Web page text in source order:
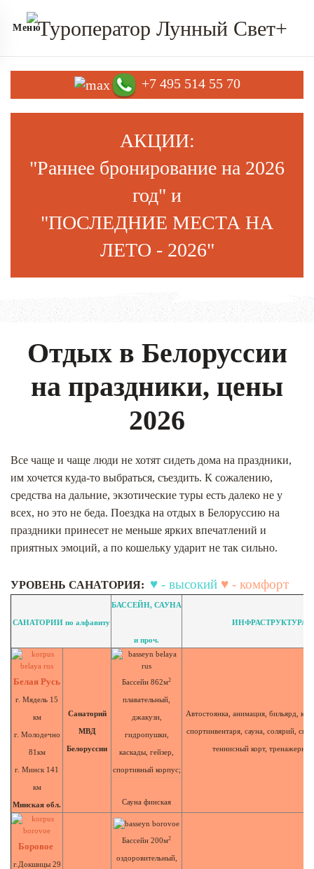
Меню
+7 495 514 55 70
АКЦИИ:
"Раннее бронирование на 2026
год" и
"ПОСЛЕДНИЕ МЕСТА НА
ЛЕТО - 2026"
Отдых в Белоруссии
на праздники, цены
2026
Все чаще и чаще люди не хотят сидеть дома на праздники,
им хочется куда-то выбраться, съездить. К сожалению,
средства на дальние, экзотические туры есть далеко не у
всех, но это не беда. Поездка на отдых в Белоруссию на
праздники принесет не меньше ярких впечатлений и
приятных эмоций, а по кошельку ударит не так сильно.
УРОВЕНЬ САНАТОРИЯ: ♥ - высокий ♥ - комфорт
САНАТОРИИ по алфавиту
БАССЕЙН, САУНА
и проч.
ИНФРАСТРУКТУРА
Белая Русь
г. Мядель 15
км
г. Молодечно
81км
г. Минск 141
км
Минская обл.
Санаторий
МВД
Белоруссии
Бассейн 862м2
плавательный,
джакузи,
гидропушки,
каскады, гейзер,
спортивный корпус;
Сауна финская
Автостоянка, анимация, бильярд,
спортинвентаря, сауна, солярий,
теннисный корт,
Боровое
г.Докшицы 29
Бассейн 200м2
оздоровительный,